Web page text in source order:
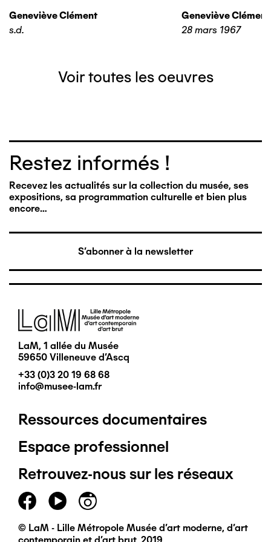
Geneviève Clément
s.d.
Geneviève Clément
28 mars 1967
Voir toutes les oeuvres
Restez informés !
Recevez les actualités sur la collection du musée, ses
expositions, sa programmation culturelle et bien plus
encore…
S'abonner à la newsletter
Image
LaM, 1 allée du Musée
59650 Villeneuve d'Ascq
+33 (0)3 20 19 68 68
info@musee-lam.fr
Pied
de
page
principal
Ressources documentaires
Espace professionnel
Retrouvez-nous sur les réseaux
© LaM - Lille Métropole Musée d'art moderne, d'art